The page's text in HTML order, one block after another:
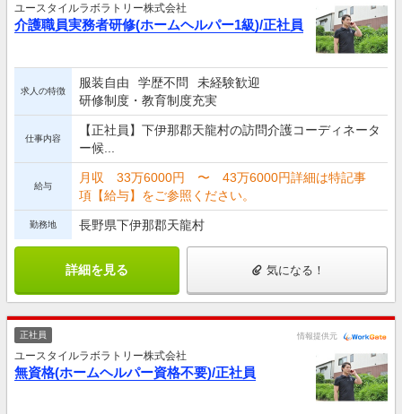
ユースタイルラボラトリー株式会社
介護職員実務者研修(ホームヘルパー1級)/正社員
求人の特徴
服装自由 学歴不問
未経験歓迎
研修制度・教育制度充実
仕事内容
【正社員】下伊那郡天龍村の訪問介護コーディネータ
ー候...
給与
月収 33万6000円 〜 43万6000円詳細は特記事
項【給与】をご参照ください。
勤務地 長野県下伊那郡天龍村
詳細を見る 気になる！
正社員 情報提供元
ユースタイルラボラトリー株式会社
無資格(ホームヘルパー資格不要)/正社員